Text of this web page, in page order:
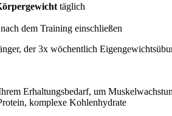
täglich
dem Training einschließen
der 3x wöchentlich
Erhaltungsbedarf, um
komplexe Kohlenhydrate